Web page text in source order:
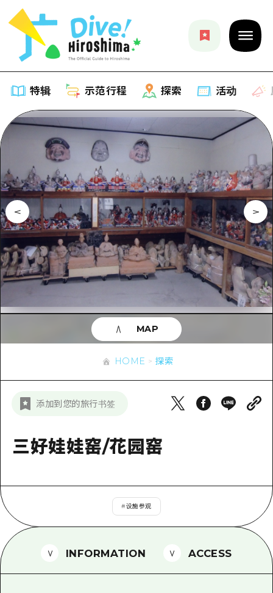
特辑 示范行程 探索 活动
特辑
列表
推荐
艺术
活动·庙会
美食·酒水
购物
运动
夜晚生活
标准
治愈
示范行程
列表
Dive!Hiroshima官方向导
广岛随意旅行
广岛市内
安艺
答对了
宫岛周边
短途旅行
一日游
1晚2天
2晚3天
探索
列表
广岛市内
答對了
美北
东山口
爱媛
活动
应时信息
有用的信息
列表
超值的游览门票
广岛免费无线上网
新闻
HOME 探索
添加到您的旅行书签
三好娃娃窑/花园窑
#设施参观
MAP
INFORMATION ACCESS